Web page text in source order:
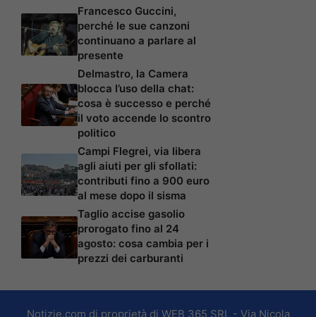
Francesco Guccini,
perché le sue canzoni
continuano a parlare al
presente
Delmastro, la Camera
blocca l’uso della chat:
cosa è successo e perché
il voto accende lo scontro
politico
Campi Flegrei, via libera
agli aiuti per gli sfollati:
contributi fino a 900 euro
al mese dopo il sisma
Taglio accise gasolio
prorogato fino al 24
agosto: cosa cambia per i
prezzi dei carburanti
Notizie.com di proprietà di WEB 365 SRL - Via Nicola